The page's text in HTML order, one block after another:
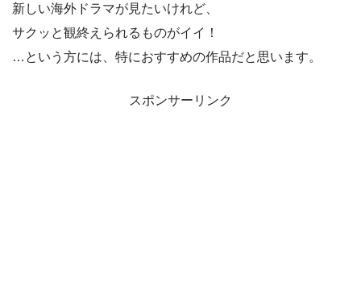
新しい海外ドラマが見たいけれど、
サクッと観終えられるものがイイ！
…という方には、特におすすめの作品だと思います。
スポンサーリンク